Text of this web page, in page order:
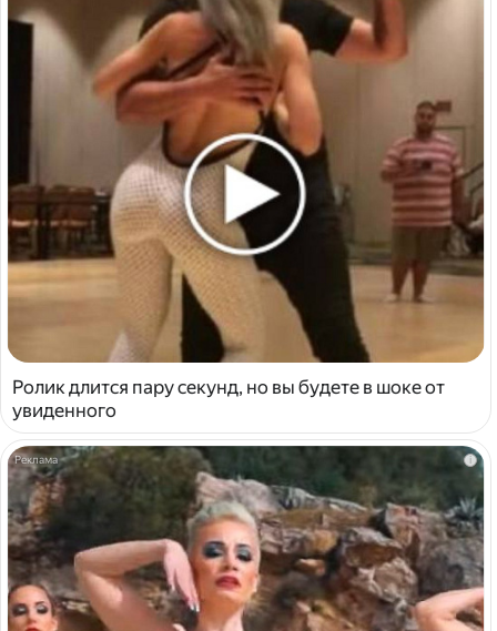
Ролик длится пару секунд, но вы будете в шоке от
увиденного
i